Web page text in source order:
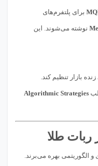
برای پلتفرم‌های
نوشته می‌شوند. این
بازار تنظیم کند.
Algorithmic Strategies
ربات طلا
الگوریتمی بهره می‌برند.